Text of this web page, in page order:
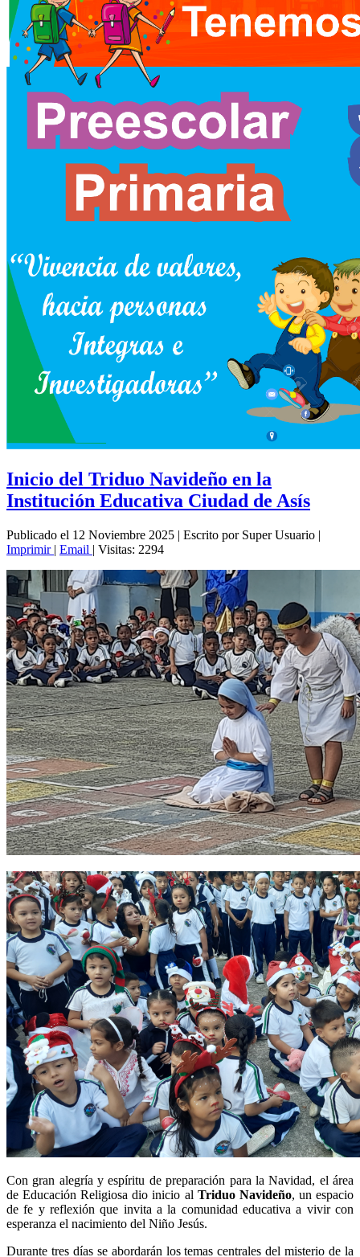
Inicio del Triduo Navideño en la
Institución Educativa Ciudad de Asís
Publicado el 12 Noviembre 2025 | Escrito por Super Usuario |
Imprimir | Email | Visitas: 2294
Con gran alegría y espíritu de preparación para la Navidad, el área
de Educación Religiosa dio inicio al Triduo Navideño, un espacio
de fe y reflexión que invita a la comunidad educativa a vivir con
esperanza el nacimiento del Niño Jesús.
Durante tres días se abordarán los temas centrales del misterio de la